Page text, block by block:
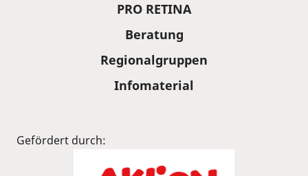
PRO RETINA
Beratung
Regionalgruppen
Infomaterial
Gefördert durch: